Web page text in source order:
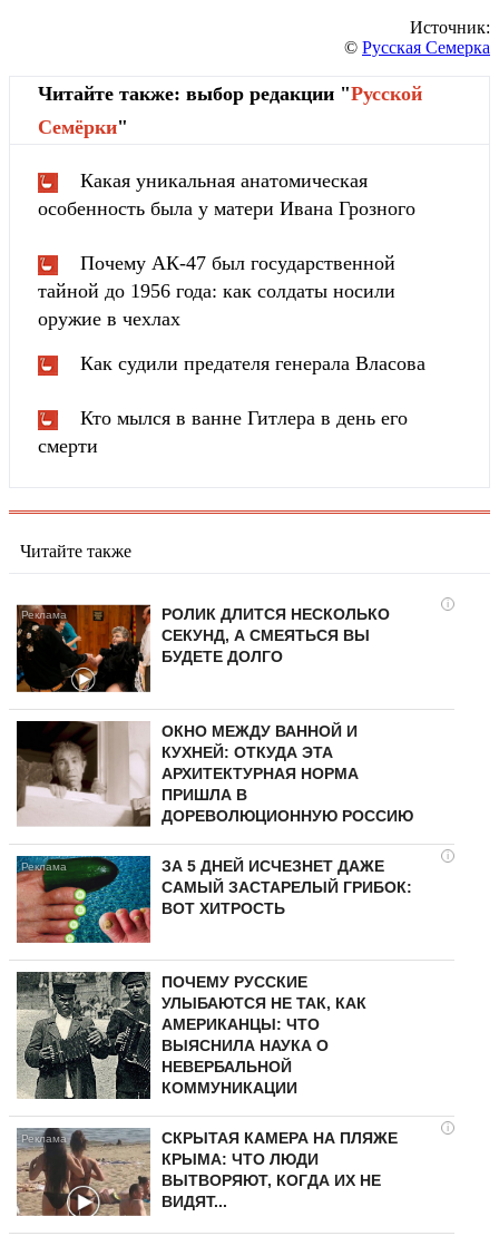
Источник:
© Русская Семерка
Читайте также: выбор редакции "Русской
Cемёрки"
Какая уникальная анатомическая
особенность была у матери Ивана Грозного
Почему АК-47 был государственной
тайной до 1956 года: как солдаты носили
оружие в чехлах
Как судили предателя генерала Власова
Кто мылся в ванне Гитлера в день его
смерти
Читайте также
i
РОЛИК ДЛИТСЯ НЕСКОЛЬКО
СЕКУНД, А СМЕЯТЬСЯ ВЫ
БУДЕТЕ ДОЛГО
ОКНО МЕЖДУ ВАННОЙ И
КУХНЕЙ: ОТКУДА ЭТА
АРХИТЕКТУРНАЯ НОРМА
ПРИШЛА В
ДОРЕВОЛЮЦИОННУЮ РОССИЮ
i
ЗА 5 ДНЕЙ ИСЧЕЗНЕТ ДАЖЕ
САМЫЙ ЗАСТАРЕЛЫЙ ГРИБОК:
ВОТ ХИТРОСТЬ
ПОЧЕМУ РУССКИЕ
УЛЫБАЮТСЯ НЕ ТАК, КАК
АМЕРИКАНЦЫ: ЧТО
ВЫЯСНИЛА НАУКА О
НЕВЕРБАЛЬНОЙ
КОММУНИКАЦИИ
i
СКРЫТАЯ КАМЕРА НА ПЛЯЖЕ
КРЫМА: ЧТО ЛЮДИ
ВЫТВОРЯЮТ, КОГДА ИХ НЕ
ВИДЯТ...